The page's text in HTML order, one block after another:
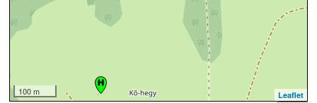
100 m
Leaflet